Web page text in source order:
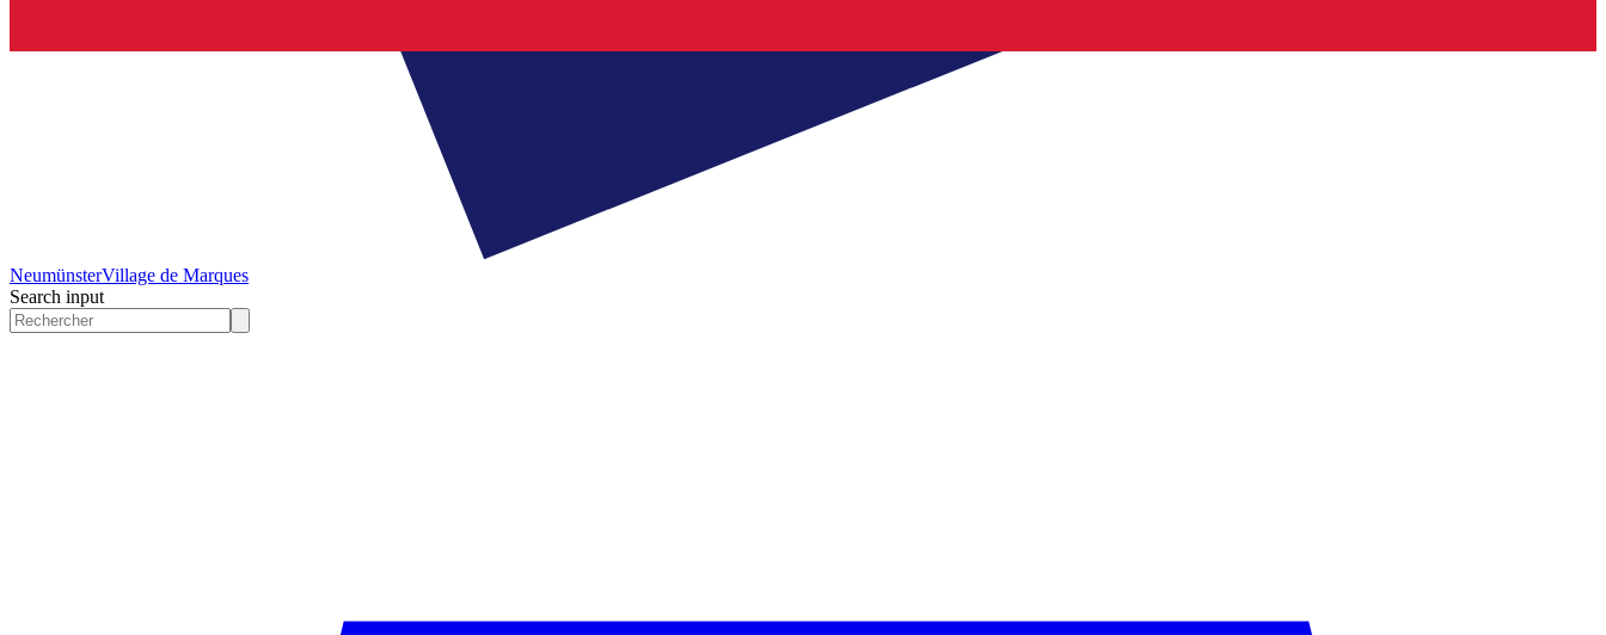
NeumünsterVillage de Marques
Search input